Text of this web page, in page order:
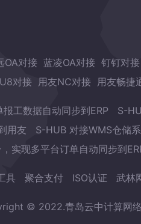
OA对接 蓝凌OA对接 钉钉对接
对接 用友NC对接 用友畅捷
工数据自动同步到ERP S-
用友
S-HUB 对接WMS仓储
实现多平台订单自动同步到
具 聚合支付 ISO认证 武林
© 2022.青岛云中计算网